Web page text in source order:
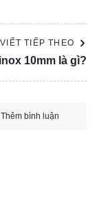
TIẾP THEO
10mm là gì?
Thêm bình luận